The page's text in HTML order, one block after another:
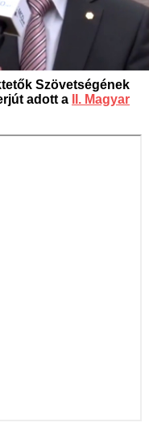
Szövetségének
adott a
II. Magyar